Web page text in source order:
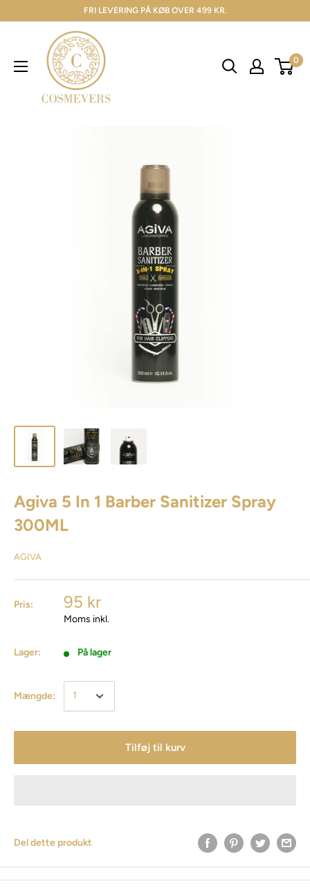
FRI LEVERING PÅ KØB OVER 499 KR.
0
Agiva 5 In 1 Barber Sanitizer Spray
300ML
AGIVA
Pris: 95 kr
Moms inkl.
Lager: På lager
Mængde:
Tilføj til kurv
Del dette produkt